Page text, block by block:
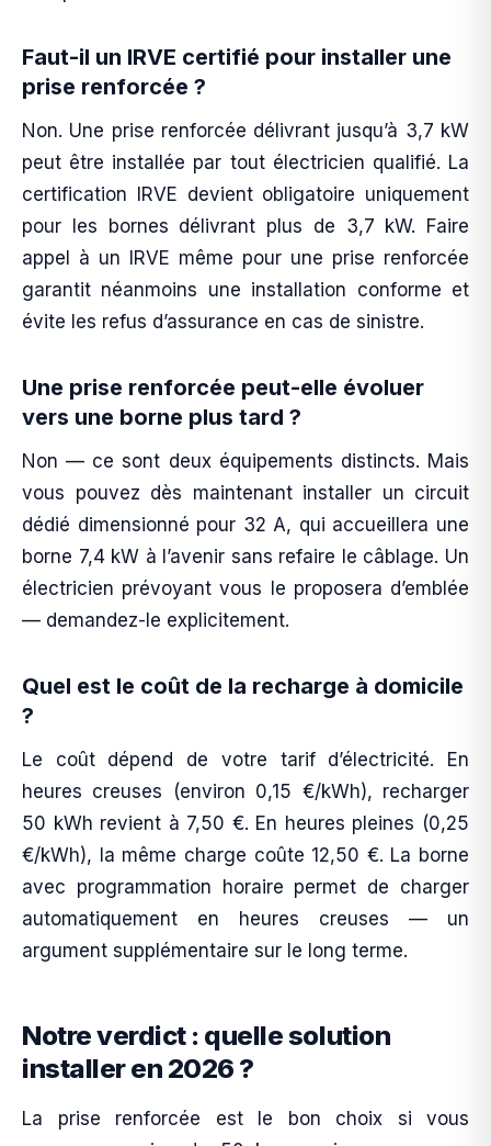
Faut-il un IRVE certifié pour installer une
prise renforcée ?
Non. Une prise renforcée délivrant jusqu’à 3,7 kW
peut être installée par tout électricien qualifié. La
certification IRVE devient obligatoire uniquement
pour les bornes délivrant plus de 3,7 kW. Faire
appel à un IRVE même pour une prise renforcée
garantit néanmoins une installation conforme et
évite les refus d’assurance en cas de sinistre.
Une prise renforcée peut-elle évoluer
vers une borne plus tard ?
Non — ce sont deux équipements distincts. Mais
vous pouvez dès maintenant installer un circuit
dédié dimensionné pour 32 A, qui accueillera une
borne 7,4 kW à l’avenir sans refaire le câblage. Un
électricien prévoyant vous le proposera d’emblée
— demandez-le explicitement.
Quel est le coût de la recharge à domicile
?
Le coût dépend de votre tarif d’électricité. En
heures creuses (environ 0,15 €/kWh), recharger
50 kWh revient à 7,50 €. En heures pleines (0,25
€/kWh), la même charge coûte 12,50 €. La borne
avec programmation horaire permet de charger
automatiquement en heures creuses — un
argument supplémentaire sur le long terme.
Notre verdict : quelle solution
installer en 2026 ?
La prise renforcée est le bon choix si vous